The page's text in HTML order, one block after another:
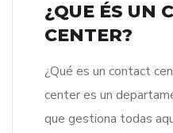
¿QUE ÉS UN
CENTER?
¿Qué es un contact
center es un
que gestiona todas